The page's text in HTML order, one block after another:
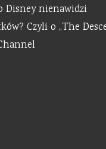
Disney nienawidzi
Czyli o „The